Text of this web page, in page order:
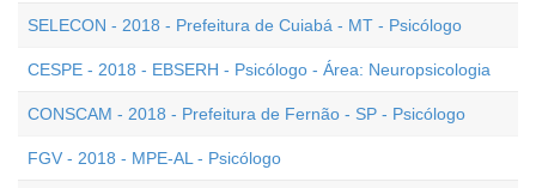
SELECON - 2018 - Prefeitura de Cuiabá - MT - Psicólogo
CESPE - 2018 - EBSERH - Psicólogo - Área: Neuropsicologia
CONSCAM - 2018 - Prefeitura de Fernão - SP - Psicólogo
FGV - 2018 - MPE-AL - Psicólogo